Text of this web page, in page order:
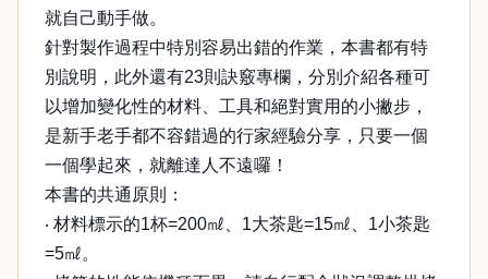
就自己動手做。
針對製作過程中特別容易出錯的作業，本書都有特
別說明，此外還有23則訣竅專欄，分別介紹各種可
以增加變化性的材料、工具和絕對實用的小撇步，
是新手老手都不容錯過的行家經驗分享，只要一個
一個學起來，就離達人不遠囉！
本書的共通原則：
‧ 材料標示的1杯=200㎖、1大茶匙=15㎖、1小茶匙
=5㎖。